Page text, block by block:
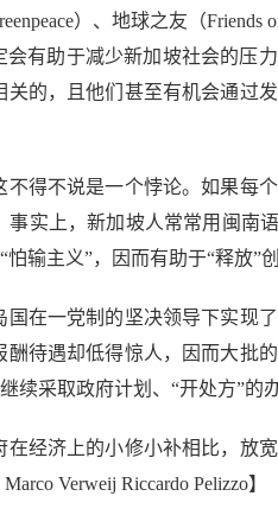
）、地球之友（Friends
会有助于减少新加坡社会的压
的，且他们甚至有机会通过
得不说是一个悖论。如果每
实上，新加坡人常常用闽南
输主义”，因而有助于“释放”创
在一党制的坚决领导下实现
待遇却低得惊人，因而大批
采取政府计划、“开处方”的
经济上的小修小补相比，放
Verweij Riccardo Pelizzo】